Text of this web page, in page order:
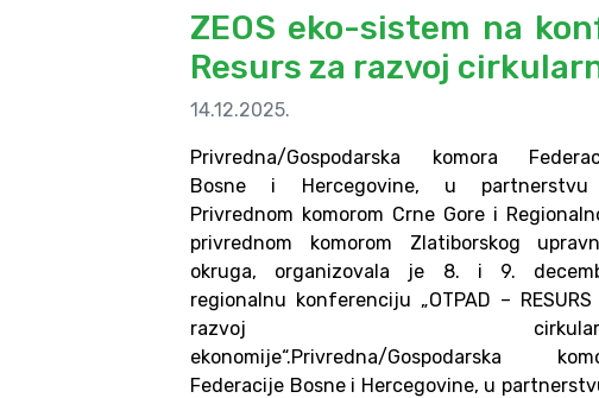
ZEOS eko-sistem na
Resurs za razvoj
14.12.2025.
Privredna/Gospodarska komora
Bosne i Hercegovine, u
Privrednom komorom Crne Gore i
privrednom komorom Zlatiborskog
okruga, organizovala je 8. i 9.
regionalnu konferenciju „OTPAD – RESURS
razvoj
ekonomije“.Privredna/Gospodarska
Federacije Bosne i Hercegovine, u